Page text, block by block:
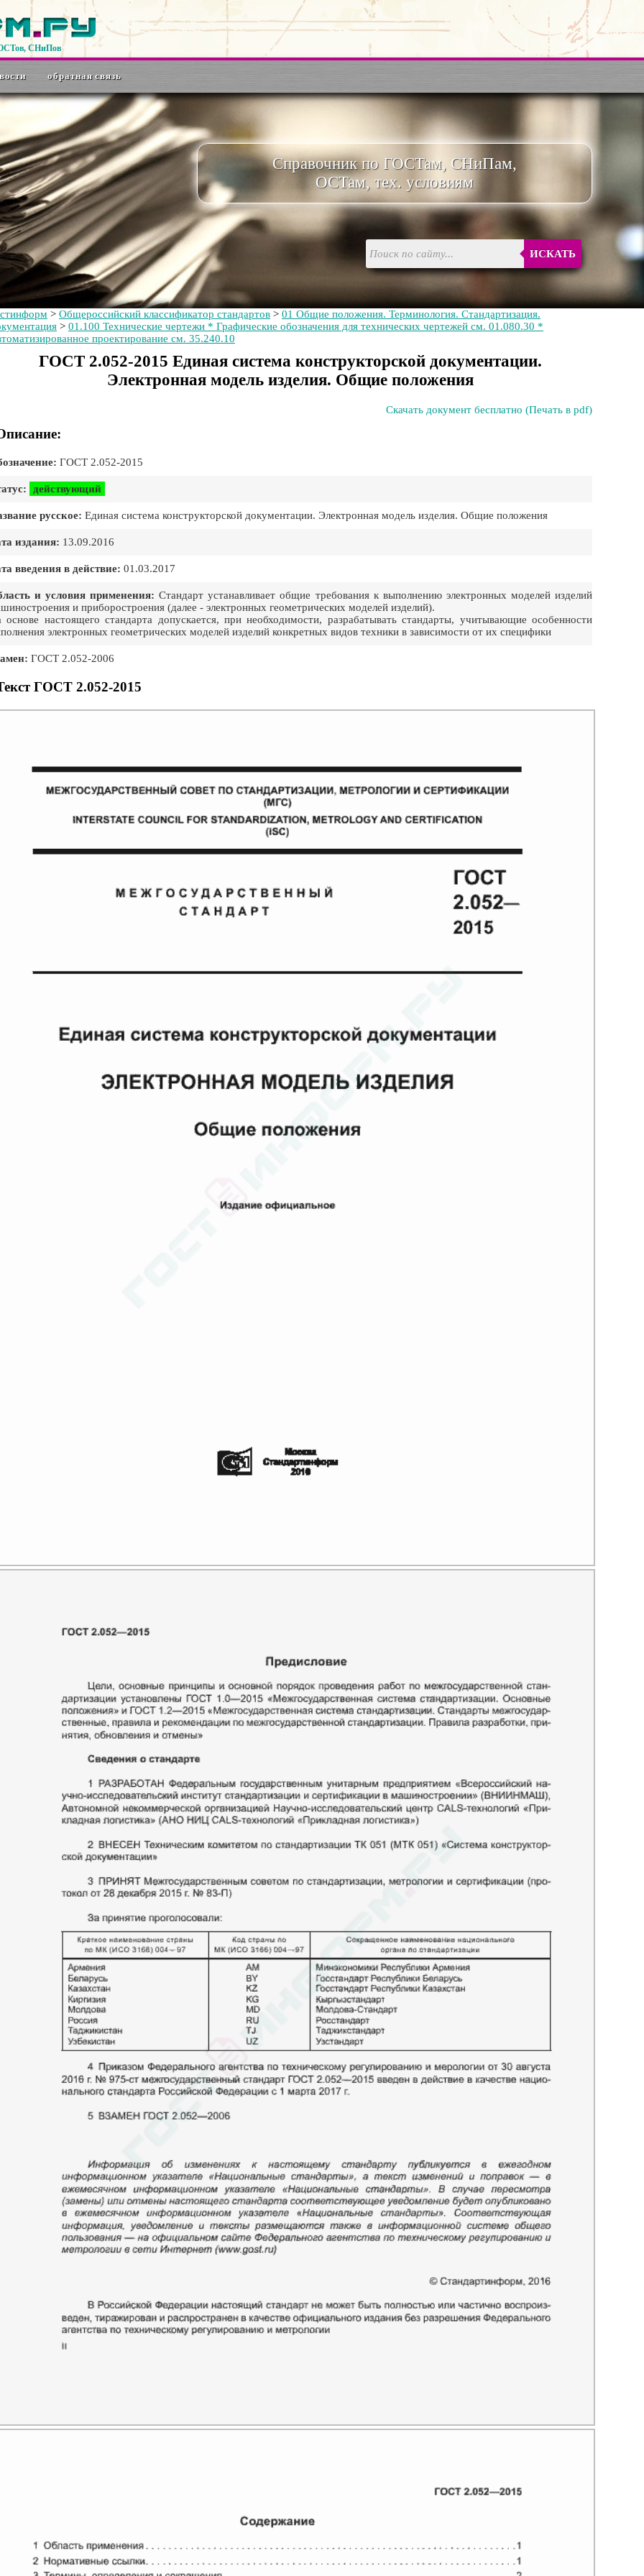
СНиПов
обратная связь
Справочник по ГОСТам, СНиПам,
ОСТам, тех. условиям
ИСКАТЬ
> Общероссийский классификатор стандартов > 01 Общие положения. Терминология. Стандартизация.
> 01.100 Технические чертежи * Графические обозначения для технических чертежей см. 01.080.30 *
проектирование см. 35.240.10
ГОСТ 2.052-2015 Единая система конструкторской документации.
Электронная модель изделия. Общие положения
Скачать документ бесплатно (Печать в pdf)
ГОСТ 2.052-2015
действующий
русское: Единая система конструкторской документации. Электронная модель изделия. Общие положения
издания: 13.09.2016
введения в действие: 01.03.2017
и условия применения: Стандарт устанавливает общие требования к выполнению электронных моделей изделий
и приборостроения (далее - электронных геометрических моделей изделий).
основе настоящего стандарта допускается, при необходимости, разрабатывать стандарты, учитывающие особенности
электронных геометрических моделей изделий конкретных видов техники в зависимости от их специфики
ГОСТ 2.052-2006
ГОСТ 2.052-2015